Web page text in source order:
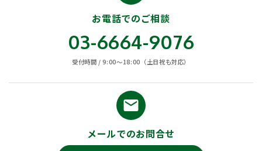
お電話でのご相談
03-6664-9076
受付時間 / 9:00〜18:00（土日祝も対応）
email
メールでのお問合せ